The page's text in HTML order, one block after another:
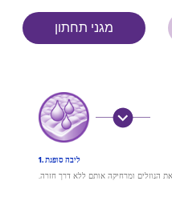
מגני תחתון
1. ליבה סופגת
הנוזלים ומרחיקה אותם ללא דרך חזרה